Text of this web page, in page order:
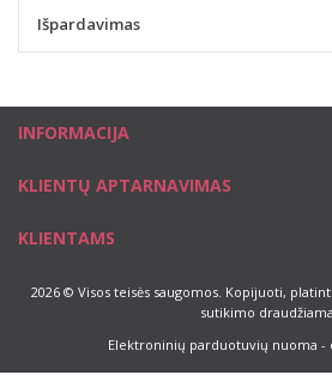
Išpardavimas
INFORMACIJA
KLIENTŲ APTARNAVIMAS
KLIENTAMS
2026 © Visos teisės saugomos. Kopijuoti,
sutikimo
Elektroninių parduotuvių nuoma -